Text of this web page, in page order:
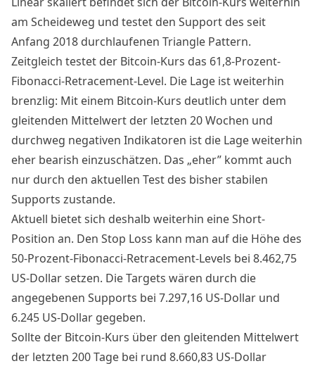
am Scheideweg und testet den Support des seit
Anfang 2018 durchlaufenen Triangle Pattern.
Zeitgleich testet der Bitcoin-Kurs das 61,8-Prozent-
Fibonacci-Retracement-Level. Die Lage ist weiterhin
brenzlig: Mit einem Bitcoin-Kurs deutlich unter dem
gleitenden Mittelwert der letzten 20 Wochen und
durchweg negativen Indikatoren ist die Lage weiterhin
eher bearish einzuschätzen. Das „eher” kommt auch
nur durch den aktuellen Test des bisher stabilen
Supports zustande.
Aktuell bietet sich deshalb weiterhin eine Short-
Position an. Den Stop Loss kann man auf die Höhe des
50-Prozent-Fibonacci-Retracement-Levels bei 8.462,75
US-Dollar setzen. Die Targets wären durch die
angegebenen Supports bei 7.297,16 US-Dollar und
6.245 US-Dollar gegeben.
Sollte der Bitcoin-Kurs über den gleitenden Mittelwert
der letzten 200 Tage bei rund 8.660,83 US-Dollar